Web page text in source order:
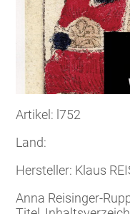
Artikel: l752
Land:
Hersteller: Klaus
Anna Reisinger-